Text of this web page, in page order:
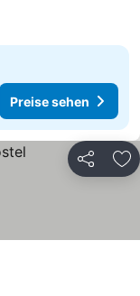
Preise sehen
Teilen